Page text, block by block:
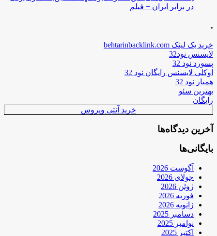
در برابر ایران + فیلم
.
خرید بک لینک behtarinbacklink.com
لایسنس نود32
پسورد نود 32
اوکلی لایسنس رایگان نود 32
همیار نود 32
بهترین سئو
رایگان
خرید آنتی ویروس
آخرین دیدگاه‌ها
بایگانی‌ها
آگوست 2026
جولای 2026
ژوئن 2026
فوریه 2026
ژانویه 2026
دسامبر 2025
نوامبر 2025
اکتبر 2025